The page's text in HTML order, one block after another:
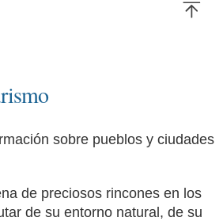
sobre pueblos y ciudades
de preciosos rincones en los
de su entorno natural, de su